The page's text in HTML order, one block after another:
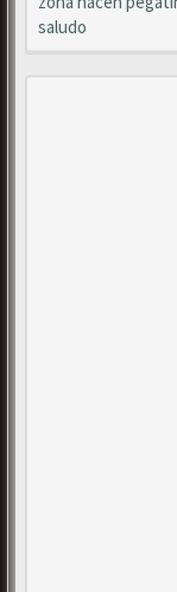
saludo